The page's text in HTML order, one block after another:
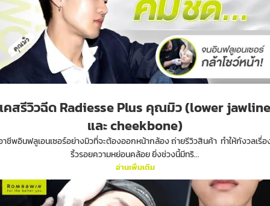
เคสรีวิวฉีด Radiesse Plus คุณมิว (lower jawline
และ cheekbone)
าชีพอินฟลูเอนเซอร์อย่างมิวที่จะต้องออกหน้ากล้อง ถ่ายรีวิวสินค้า ทำให้กังวลเรื่อ
ริ้วรอยความหย่อนคล้อย ยิ่งช่วงนี้มีทริ...
อ่านเพิ่มเติม